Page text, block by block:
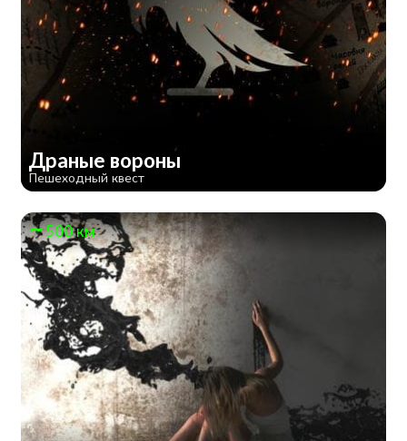
Драные вороны
Пешеходный квест
500 км